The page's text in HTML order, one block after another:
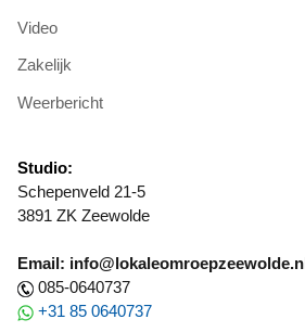
Video
Zakelijk
Weerbericht
Studio:
Schepenveld 21-5
3891 ZK Zeewolde
Email: info@lokaleomroepzeewolde.nl
085-0640737
+31 85 0640737